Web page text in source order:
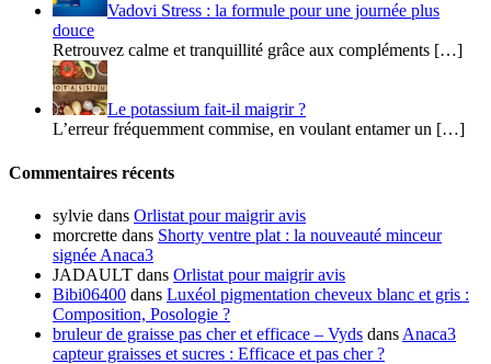
Vadovi Stress : la formule pour une journée plus
douce
Retrouvez calme et tranquillité grâce aux compléments […]
Le potassium fait-il maigrir ?
L’erreur fréquemment commise, en voulant entamer un […]
Commentaires récents
sylvie dans Orlistat pour maigrir avis
morcrette dans Shorty ventre plat : la nouveauté minceur
signée Anaca3
JADAULT dans Orlistat pour maigrir avis
Bibi06400 dans Luxéol pigmentation cheveux blanc et gris :
Composition, Posologie ?
bruleur de graisse pas cher et efficace – Vyds dans Anaca3
capteur graisses et sucres : Efficace et pas cher ?